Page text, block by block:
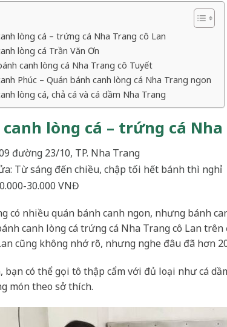
lòng cá – trứng cá Nha Trang cô Lan
lòng cá Trần Văn Ơn
canh lòng cá Nha Trang cô Tuyết
Phúc – Quán bánh canh lòng cá Nha Trang ngon
lòng cá, chả cá và cá dầm Nha Trang
lòng cá – trứng cá Nha
đường 23/10, TP. Nha Trang
Từ sáng đến chiều, chập tối hết bánh thì nghỉ
30.000 VNĐ
có nhiều quán bánh canh ngon, nhưng bánh
canh lòng cá trứng cá Nha Trang cô Lan
cũng không nhớ rõ, nhưng nghe đâu đã hơn
có thể gọi tô thập cẩm với đủ loại như cá
món theo sở thích.